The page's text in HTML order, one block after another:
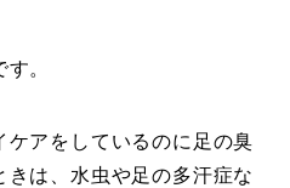
。
ケアをしているのに足の臭
は、水虫や足の多汗症な